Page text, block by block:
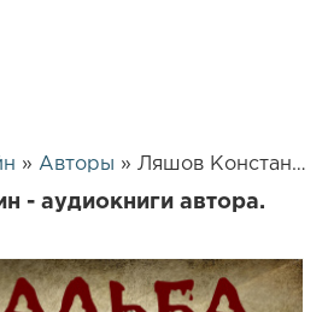
» Авторы » Ляшов Константин
- аудиокниги автора.